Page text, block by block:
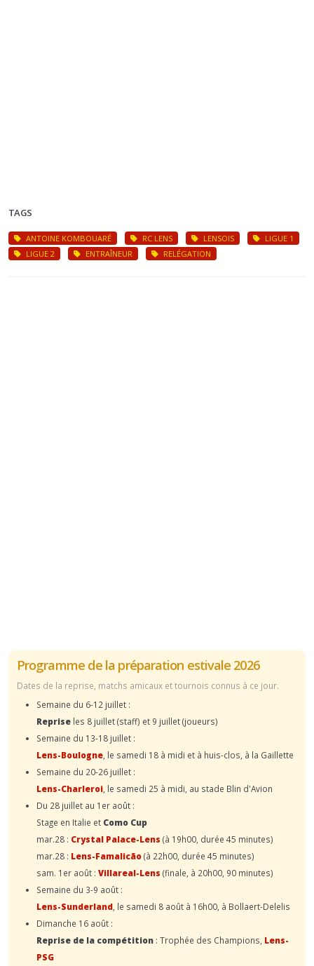
TAGS
ANTOINE KOMBOUARÉ RC LENS LENSOIS
LIGUE 1
LIGUE 2
ENTRAÎNEUR RELÉGATION
Programme de la préparation estivale 2026
Dates de la reprise, matchs amicaux et tournois connus à ce jour.
Semaine du 6-12 juillet :
Reprise les 8 juillet (staff) et 9 juillet (joueurs)
Semaine du 13-18 juillet :
Lens-Boulogne , le samedi 18 à midi et à huis-clos, à la Gaillette
Semaine du 20-26 juillet :
Lens-Charleroi , le samedi 25 à midi, au stade Blin d'Avion
Du 28 juillet au 1er août :
Stage en Italie et Como Cup
mar.28 : Crystal Palace-Lens (à 19h00, durée 45 minutes)
mar.28 : Lens-Famalicão(à 22h00, durée 45 minutes)
sam. 1er août : Villareal-Lens (finale, à 20h00, 90 minutes)
Semaine du 3-9 août :
Lens-Sunderland , le samedi 8 août à 16h00, à Bollaert-Delelis
Dimanche 16 août :
Reprise de la compétition : Trophée des Champions, Lens-
PSG